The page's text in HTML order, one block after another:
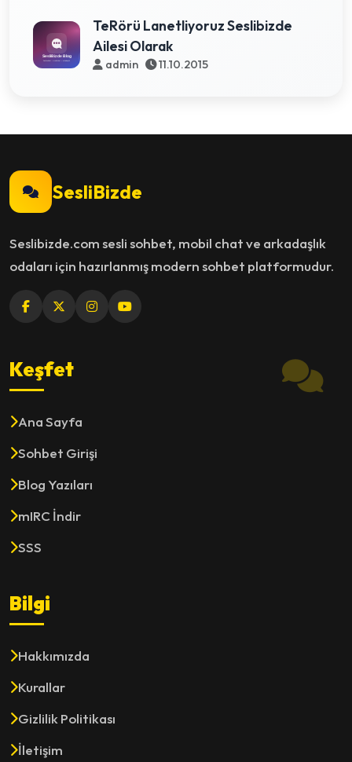
TeRörü Lanetliyoruz Seslibizde
Ailesi Olarak
admin 11.10.2015
SesliBizde
Seslibizde.com sesli sohbet, mobil chat ve arkadaşlık
odaları için hazırlanmış modern sohbet platformudur.
Keşfet
Ana Sayfa
Sohbet Girişi
Blog Yazıları
mIRC İndir
SSS
Bilgi
Hakkımızda
Kurallar
Gizlilik Politikası
İletişim